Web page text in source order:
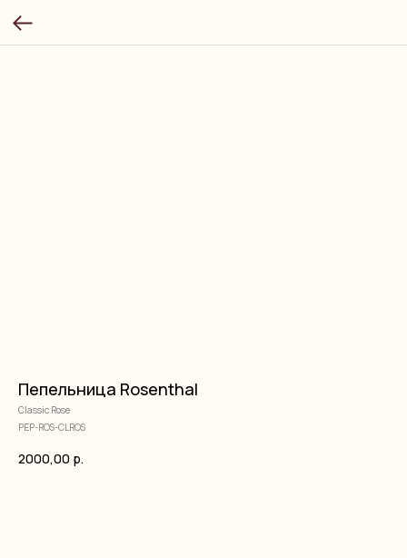
Пепельница Rosenthal
Classic Rose
PEP-ROS-CLROS
2000,00 р.